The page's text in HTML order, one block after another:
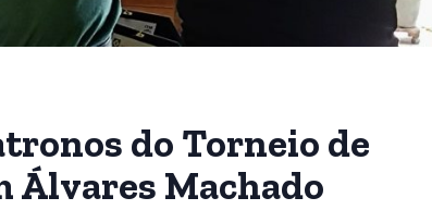
do Torneio de
Álvares Machado